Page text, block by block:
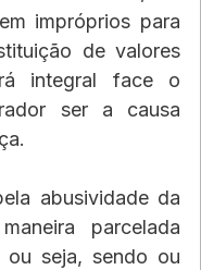
impróprios para
de valores
integral face o
ser a causa
abusividade da
parcelada
seja, sendo ou